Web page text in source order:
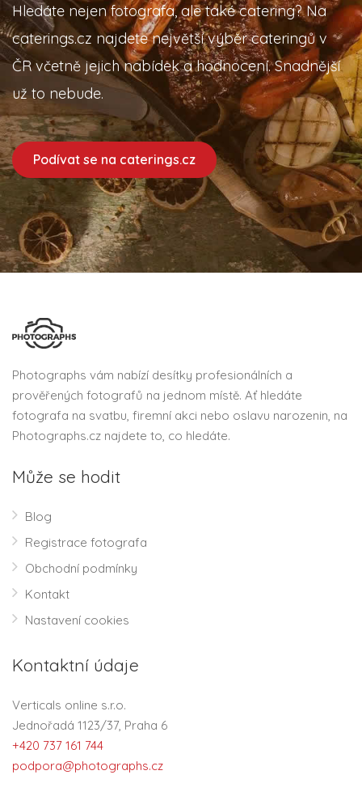
Hledáte nejen fotografa, ale také catering? Na
caterings.cz najdete největší výběr cateringů v
ČR včetně jejich nabídek a hodnocení. Snadnější
už to nebude.
Podívat se na caterings.cz
Photographs vám nabízí desítky profesionálních a
prověřených fotografů na jednom místě. Ať hledáte
fotografa na svatbu, firemní akci nebo oslavu narozenin, na
Photographs.cz najdete to, co hledáte.
Může se hodit
Blog
Registrace fotografa
Obchodní podmínky
Kontakt
Nastavení cookies
Kontaktní údaje
Verticals online s.r.o.
Jednořadá 1123/37, Praha 6
+420 737 161 744
podpora@photographs.cz